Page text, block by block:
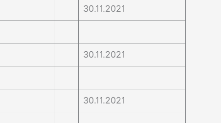
30.11.2021
30.11.2021
30.11.2021